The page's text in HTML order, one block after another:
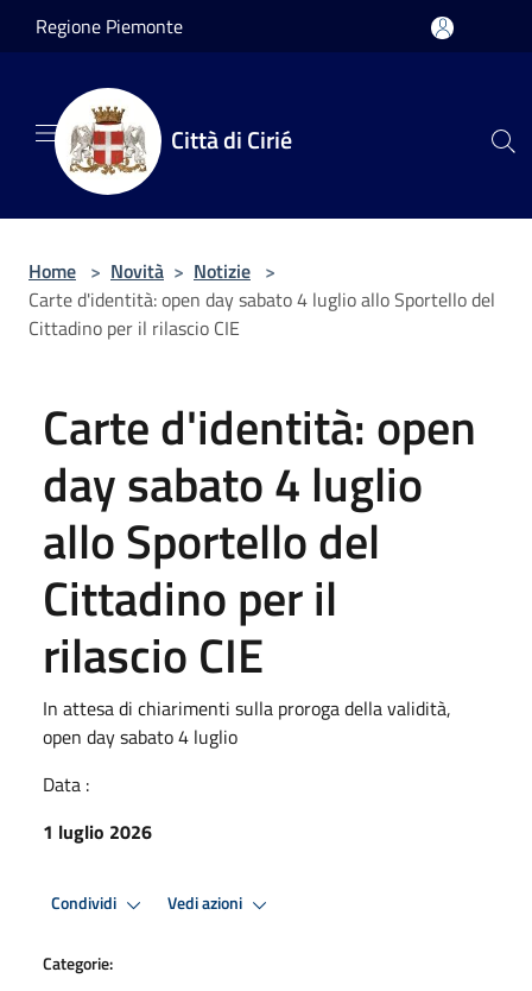
Salta al contenuto principale
Regione Piemonte
Città di Cirié
Home > Novità > Notizie >
Carte d'identità: open day sabato 4 luglio allo Sportello del
Cittadino per il rilascio CIE
Carte d'identità: open
day sabato 4 luglio
allo Sportello del
Cittadino per il
rilascio CIE
In attesa di chiarimenti sulla proroga della validità,
open day sabato 4 luglio
Data :
1 luglio 2026
Condividi Vedi azioni
Categorie: